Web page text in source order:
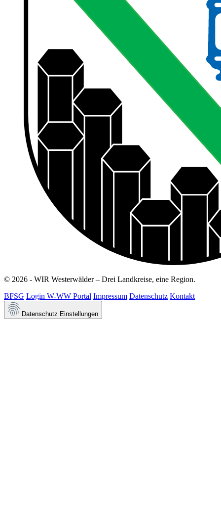
© 2026 - WIR Westerwälder – Drei Landkreise, eine Region.
BFSG Login W-WW Portal Impressum Datenschutz Kontakt
Datenschutz Einstellungen